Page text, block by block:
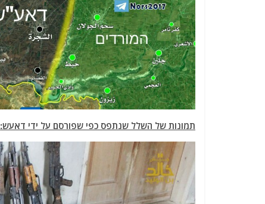
תמונות של השלל שנתפס כפי שפורסם על ידי דאעש: